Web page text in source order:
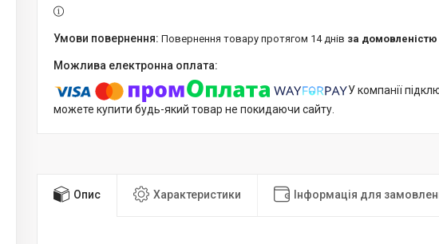
повернення товару протягом 14 днів за домовленістю
У компанії
можете купити будь-який товар не покидаючи сайту.
Опис Характеристики Інформація для